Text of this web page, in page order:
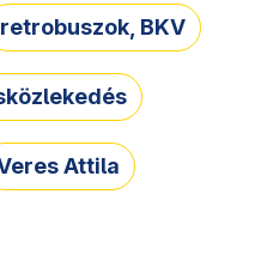
retrobuszok, BKV
Attila